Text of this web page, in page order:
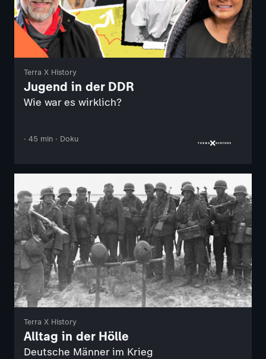
Terra X History
Jugend in der DDR
Wie war es wirklich?
· 45 min · Doku
Terra X History
Alltag in der Hölle
Deutsche Männer im Krieg